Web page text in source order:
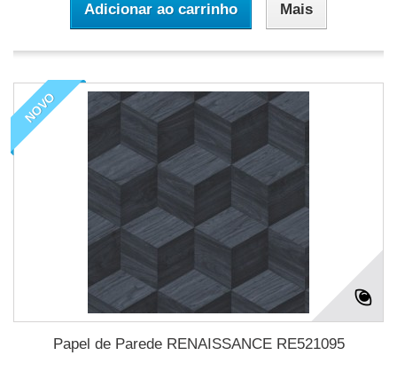
Adicionar ao carrinho Mais
NOVO
Papel de Parede RENAISSANCE RE521095